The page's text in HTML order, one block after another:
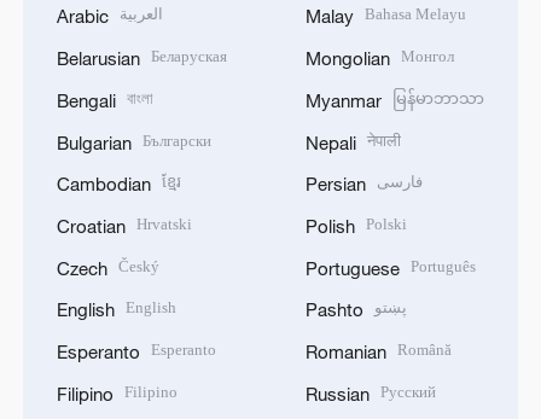
Arabic العربية
Belarusian Беларуская
Bengali বাংলা
Bulgarian Български
Cambodian ខ្មែរ
Croatian Hrvatski
Czech Český
English English
Esperanto Esperanto
Filipino Filipino
Malay Bahasa Melayu
Mongolian Монгол
Myanmar မြန်မာဘာသာ
Nepali नेपाली
Persian فارسی
Polish Polski
Portuguese Português
Pashto پښتو
Romanian Română
Russian Русский